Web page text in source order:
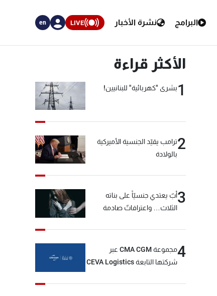
البرامج نشرة الأخبار LIVE
en
الأكثر قراءة
1بشرى "كهربائية" للبنانيين!
2ترامب يقيّد الجنسية الأميركية
بالولادة
3أبٌ يعتدي جنسيّاً على بناته
الثلاث… واعترافاتٌ صادمة
4
مجموعة CMA CGM عبر
شركتها التابعة CEVA Logistics